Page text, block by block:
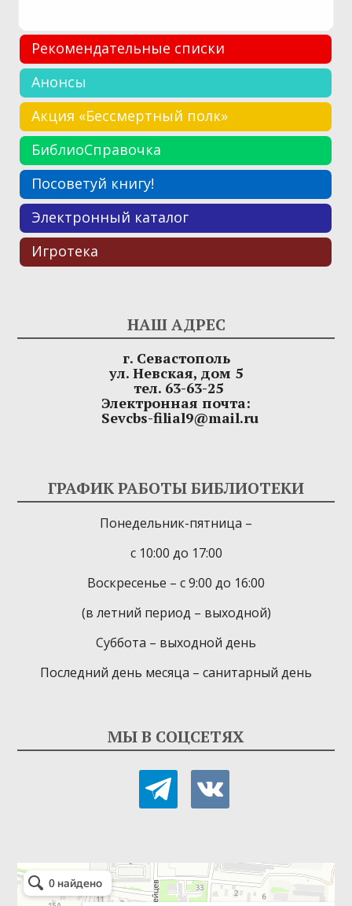
Рекомендательные списки
Анонсы
Акция «Бессмертный полк»
БиблиоСправочка
Посоветуй книгу!
Электронный каталог
Игротека
НАШ АДРЕС
г. Севастополь
ул. Невская, дом 5
тел. 63-63-25
Электронная почта:
Sevcbs-filial9@mail.ru
ГРАФИК РАБОТЫ БИБЛИОТЕКИ
Понедельник-пятница –
с 10:00 до 17:00
Воскресенье – с 9:00 до 16:00
(в летний период – выходной)
Суббота – выходной день
Последний день месяца – санитарный день
МЫ В СОЦСЕТЯХ
telegramvkontakte
Детская библиотека-филиал № 9
Библиотека в Севастополе